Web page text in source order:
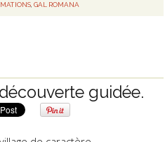
, GAL ROMANA
guidée.